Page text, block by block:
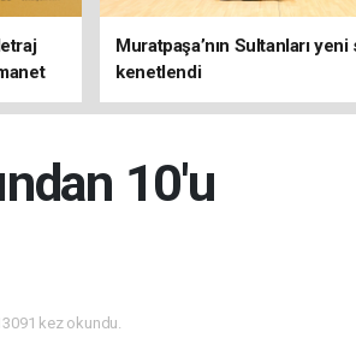
Muratpaşa’nın Sultanları
kenetlendi
10'u
kez okundu.